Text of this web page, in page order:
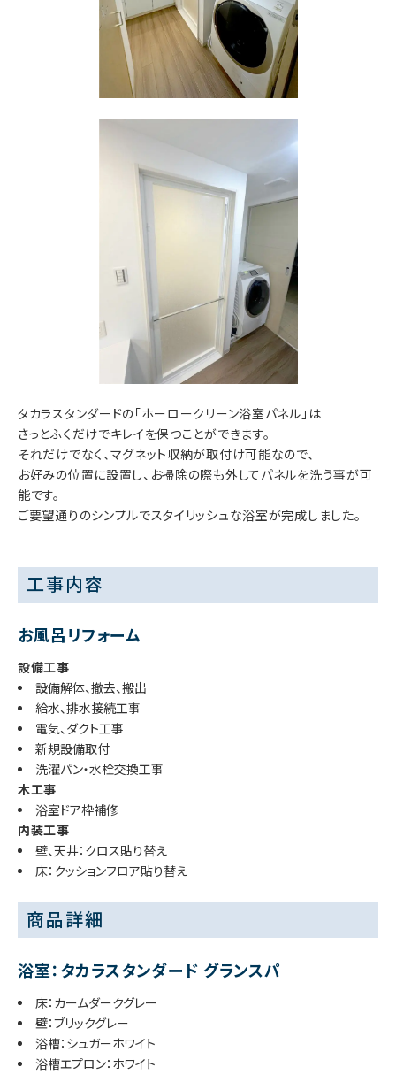
タカラスタンダードの「ホーロークリーン浴室パネル」は
さっとふくだけでキレイを保つことができます。
それだけでなく、マグネット収納が取付け可能なので、
お好みの位置に設置し、お掃除の際も外してパネルを洗う事が可
能です。
ご要望通りのシンプルでスタイリッシュな浴室が完成しました。
工事内容
お風呂リフォーム
設備工事
設備解体、撤去、搬出
給水、排水接続工事
電気、ダクト工事
新規設備取付
洗濯パン・水栓交換工事
木工事
浴室ドア枠補修
内装工事
壁、天井：クロス貼り替え
床：クッションフロア貼り替え
商品詳細
浴室：タカラスタンダード グランスパ
床：カームダークグレー
壁：ブリックグレー
浴槽：シュガーホワイト
浴槽エプロン：ホワイト